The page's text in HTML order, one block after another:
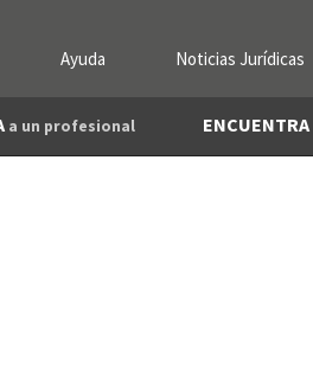
Ayuda Noticias Jurídicas
a un profesional ENCUENTRA